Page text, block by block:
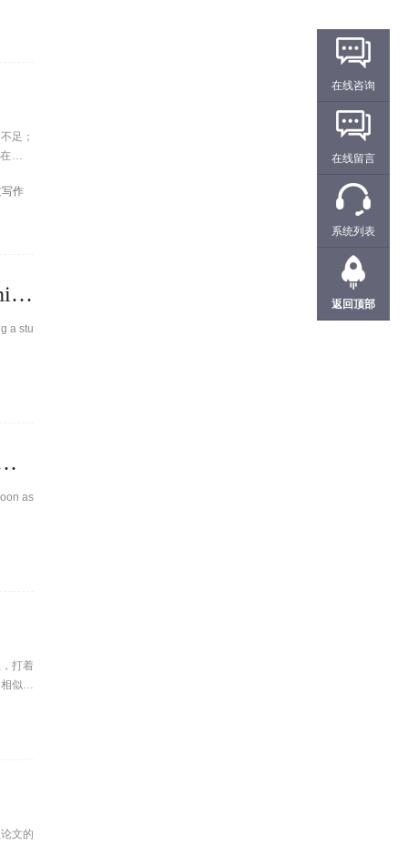
足；
赶作
作
Turnitin：Investigating and documenting suspected plagiarism in the University Of British Columbia
a stu
in the University Of British Columbia
as
打着
似，
文的
在线咨询
在线留言
系统列表
返回顶部